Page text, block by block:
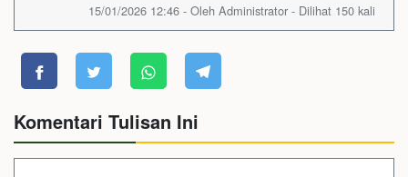
15/01/2026 12:46 - Oleh Administrator - Dilihat 150 kali
Komentari Tulisan Ini